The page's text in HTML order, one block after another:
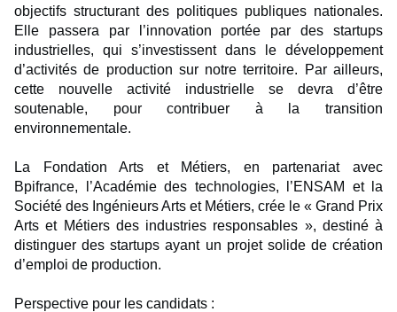
objectifs structurant des politiques publiques nationales.
Elle passera par l’innovation portée par des startups
industrielles, qui s’investissent dans le développement
d’activités de production sur notre territoire. Par ailleurs,
cette nouvelle activité industrielle se devra d’être
soutenable, pour contribuer à la transition
environnementale.
La Fondation Arts et Métiers, en partenariat avec
Bpifrance, l’Académie des technologies, l’ENSAM et la
Société des Ingénieurs Arts et Métiers, crée le « Grand Prix
Arts et Métiers des industries responsables », destiné à
distinguer des startups ayant un projet solide de création
d’emploi de production.
Perspective pour les candidats :